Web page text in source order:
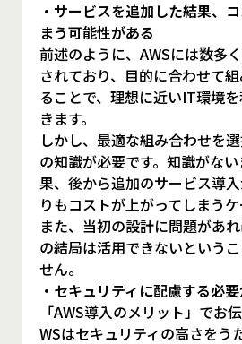
・サービスを追加した結果、
まう可能性がある
前述のように、AWSには数多
されており、目的に合わせて
ることで、理想に近いIT環境
きます。
しかし、最適な組み合わせを
の知識が必要です。知識がな
果、後から追加のサービス導
りもコストが上がってしまうケ
また、当初の設計に問題があ
の結局は活用できないという
せん。
・セキュリティに配慮する必
「AWS導入のメリット」でお
WSはセキュリティの高さをう